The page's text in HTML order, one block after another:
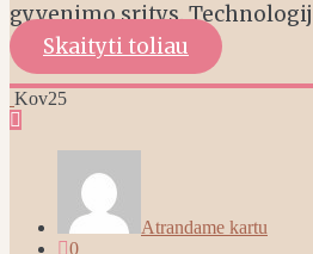
gyvenimo sritys.
Skaityti toliau
Kov25
Atrandame kartu
0